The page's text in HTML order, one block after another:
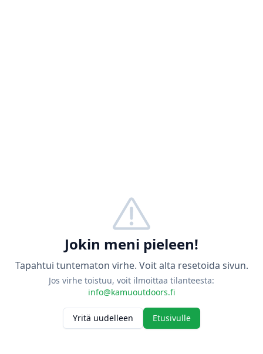
Jokin meni pieleen!
Tapahtui tuntematon virhe. Voit alta resetoida sivun.
Jos virhe toistuu, voit ilmoittaa tilanteesta:
info@kamuoutdoors.fi
Yritä uudelleen Etusivulle